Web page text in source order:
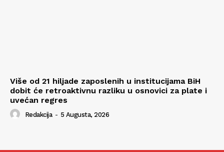
Više od 21 hiljade zaposlenih u institucijama BiH
dobit će retroaktivnu razliku u osnovici za plate i
uvećan regres
Redakcija - 5 Augusta, 2026